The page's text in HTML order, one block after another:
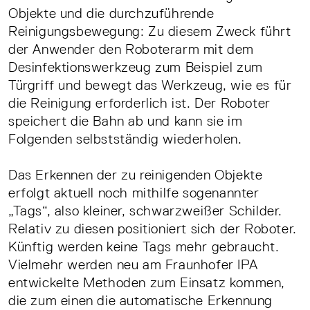
Objekte und die durchzuführende
Reinigungsbewegung: Zu diesem Zweck führt
der Anwender den Roboterarm mit dem
Desinfektionswerkzeug zum Beispiel zum
Türgriff und bewegt das Werkzeug, wie es für
die Reinigung erforderlich ist. Der Roboter
speichert die Bahn ab und kann sie im
Folgenden selbstständig wiederholen.
Das Erkennen der zu reinigenden Objekte
erfolgt aktuell noch mithilfe sogenannter
„Tags“, also kleiner, schwarzweißer Schilder.
Relativ zu diesen positioniert sich der Roboter.
Künftig werden keine Tags mehr gebraucht.
Vielmehr werden neu am Fraunhofer IPA
entwickelte Methoden zum Einsatz kommen,
die zum einen die automatische Erkennung